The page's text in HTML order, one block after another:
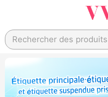
Rechercher des produits